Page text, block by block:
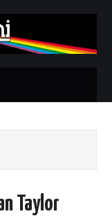
Taylor